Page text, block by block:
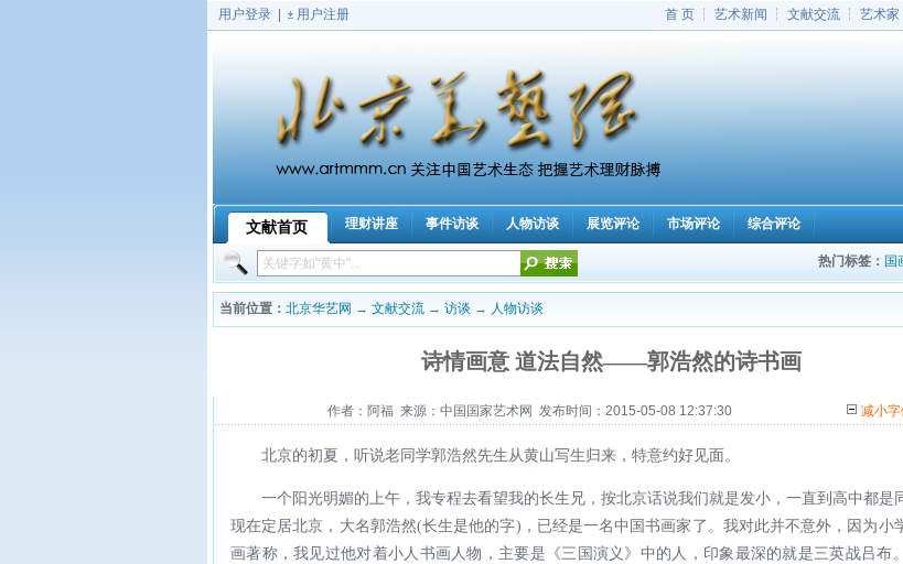
用户登录 用户注册 首 页 ┆ 艺术新闻 ┆ 文献交流 ┆ 艺术家
文献首页
|
理财讲座
|
事件访谈
|
人物访谈
|
展览评论
|
市场评论
综合评论
热门标签： 国
当前位置： 北京华艺网 → 文献交流 → 访谈 → 人物访谈
诗情画意 道法自然——郭浩然的诗书画
减小
作者：阿福 来源：中国国家艺术网 发布时间：2015-05-08 12:37:30
北京的初夏，听说老同学郭浩然先生从黄山写生归来，特意约好见面。
一个阳光明媚的上午，我专程去看望我的长生兄，按北京话说我们就是发小，一直到高中都是
现在定居北京，大名郭浩然(长生是他的字)，已经是一名中国书画家了。我对此并不意外，因为小
画著称，我见过他对着小人书画人物，主要是《三国演义》中的人，印象最深的就是三英战吕布